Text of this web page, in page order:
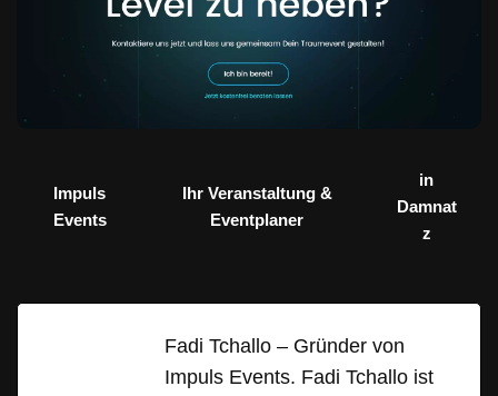
Impuls
Events
Ihr Veranstaltung &
Eventplaner
in
Damnat
z
Fadi Tchallo – Gründer von
Impuls Events. Fadi Tchallo ist